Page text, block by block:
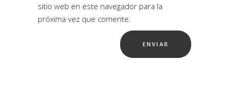
sitio web en este navegador para la
próxima vez que comente.